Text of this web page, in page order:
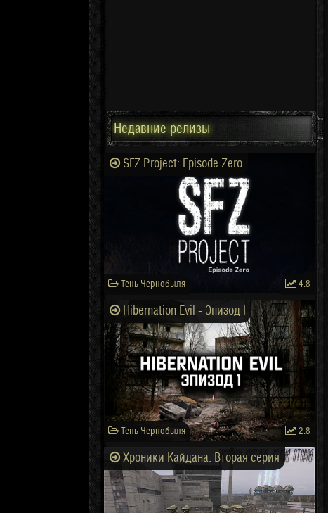
Недавние релизы
SFZ Project: Episode Zero
Тень Чернобыля 4.8
Hibernation Evil - Эпизод I
Тень Чернобыля 2.8
Хроники Кайдана. Вторая серия